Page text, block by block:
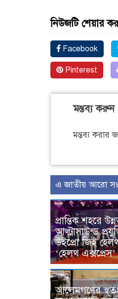
নিউজটি শেয়ার
Facebook
Pinterest
মন্তব্য করুন
মন্তব্য
এ জাতীয় আরো
প্রান্তিক শহরে
আল্ট্রাসাউন্ড
উইপ্রো জিই
‘হেলথ
আলেমগণের